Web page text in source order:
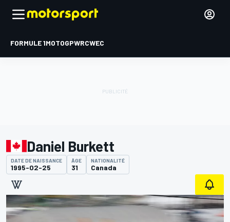
FORMULE 1MOTOGPWRCWEC
Daniel Burkett
DATE DE NAISSANCE
1995-02-25
ÂGE
31
NATIONALITÉ
Canada